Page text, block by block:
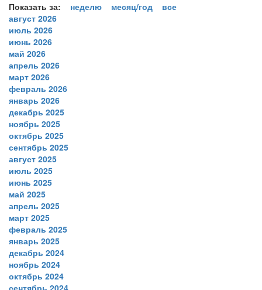
Показать за: неделю месяц/год
все
август 2026
июль 2026
июнь 2026
май 2026
апрель 2026
март 2026
февраль 2026
январь 2026
декабрь 2025
ноябрь 2025
октябрь 2025
сентябрь 2025
август 2025
июль 2025
июнь 2025
май 2025
апрель 2025
март 2025
февраль 2025
январь 2025
декабрь 2024
ноябрь 2024
октябрь 2024